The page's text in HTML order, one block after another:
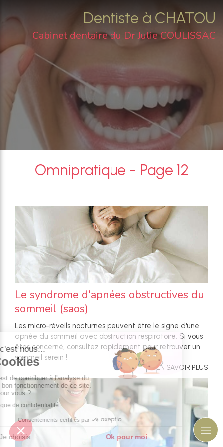
Dentiste à CHATOU
Cabinet dentaire du Dr Julie COULISSAC
Omnipratique - Page 12
Le syndrome d'apnées obstructives du
sommeil (saos)
Les micro-réveils nocturnes peuvent être le signe d'une
apnée du sommeil avec obstruction respiratoire. Si vous
êtes concerné, consultez rapidement pour retrouver un
sommeil serein !
EN SAVOIR PLUS